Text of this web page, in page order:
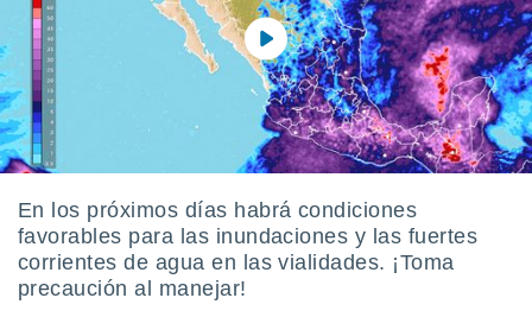
y
forma
digital
basada
permite
seguir
contenido
ACEPTAR
En los próximos días habrá condiciones
favorables para las inundaciones y las fuertes
corrientes de agua en las vialidades. ¡Toma
precaución al manejar!